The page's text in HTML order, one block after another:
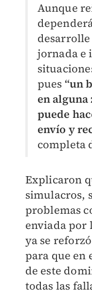
Aunque
desarrolle
jornada e
pues “un
en alguna
puede
envío y
completa
Explicaron
simulacros,
problemas
enviada por
ya se
para que
de este
todas las